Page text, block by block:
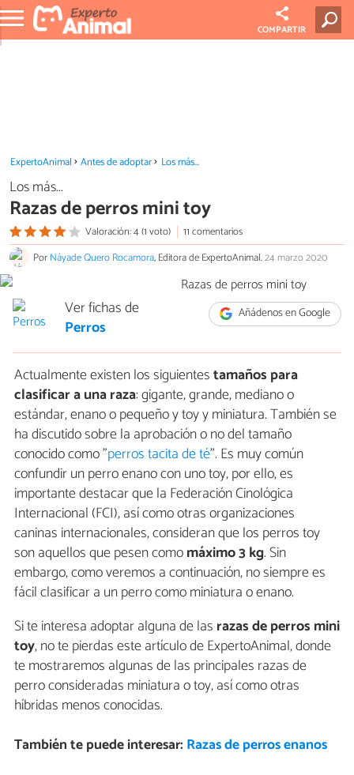
COMPARTIR
ExpertoAnimal Antes de adoptar Los más...
Los más...
Razas de perros mini toy
Valoración: 4 (1 voto)
11 comentarios
PorNáyade Quero Rocamora, Editora de ExpertoAnimal.24 marzo 2020
Añádenos en Google
Ver fichas de
Perros
Actualmente existen los siguientestamaños para
clasificar a una raza: gigante, grande, mediano o
estándar, enano o pequeño y toy y miniatura. También se
ha discutido sobre la aprobación o no del tamaño
conocido como "perros tacita de té". Es muy común
confundir un perro enano con uno toy, por ello, es
importante destacar que la Federación Cinológica
Internacional (FCI), así como otras organizaciones
caninas internacionales, consideran que los perros toy
son aquellos que pesen comomáximo 3 kg. Sin
embargo, como veremos a continuación, no siempre es
fácil clasificar a un perro como miniatura o enano.
Si te interesa adoptar alguna de las razas de perros mini
toy, no te pierdas este artículo de ExpertoAnimal, donde
te mostraremos algunas de las principales razas de
perro consideradas miniatura o toy, así como otras
híbridas menos conocidas.
También te puede interesar: Razas de perros enanos